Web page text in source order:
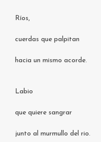
Ríos,
cuerdas que palpitan
hacia un mismo acorde.
Labio
que quiere sangrar
junto al murmullo del rio.